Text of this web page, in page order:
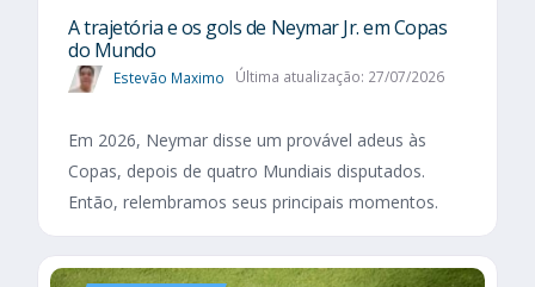
A trajetória e os gols de Neymar Jr. em Copas
do Mundo
Estevão Maximo Última atualização: 27/07/2026
Em 2026, Neymar disse um provável adeus às
Copas, depois de quatro Mundiais disputados.
Então, relembramos seus principais momentos.